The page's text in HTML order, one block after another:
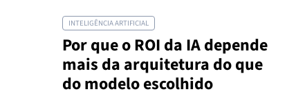
INTELIGÊNCIA ARTIFICIAL
Por que o ROI da IA depende
mais da arquitetura do que
do modelo escolhido